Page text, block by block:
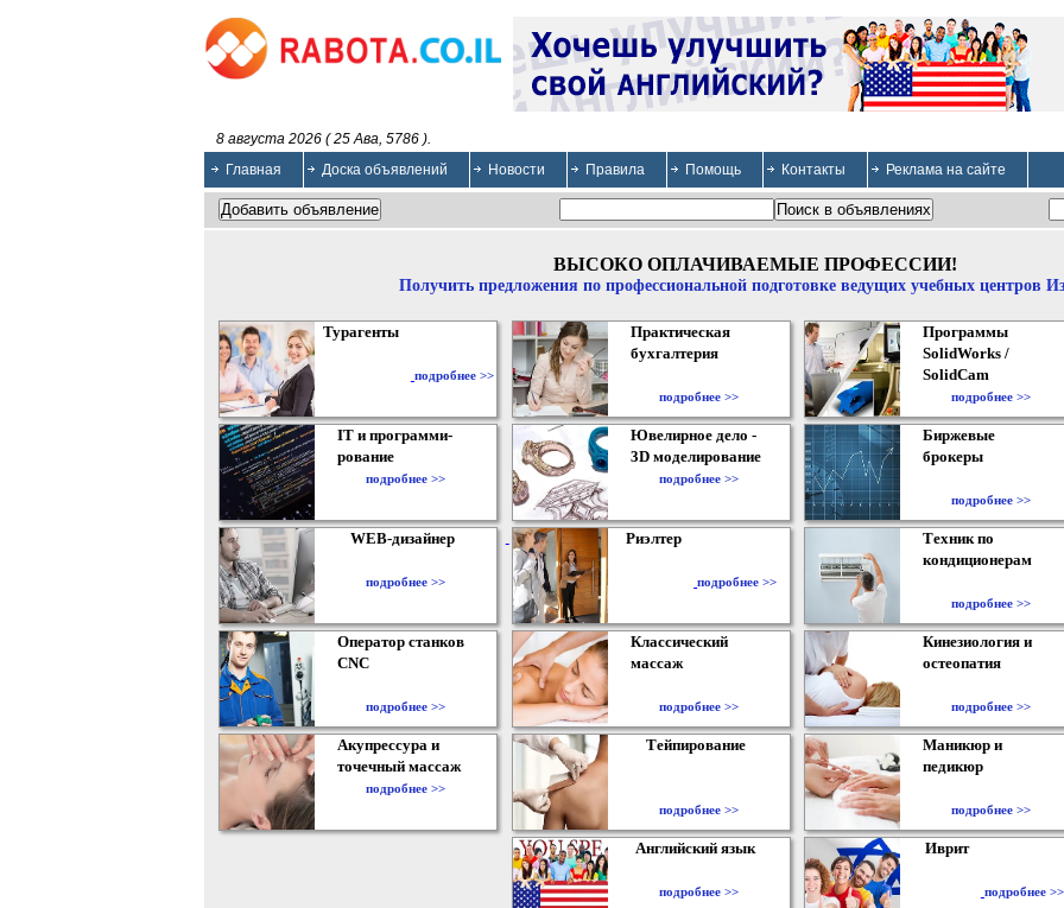
8 августа 2026 ( 25 Ава, 5786 ).
Главная
Доска объявлений Новости Правила Помощь Контакты Реклама на сайте
ВЫСОКО ОПЛАЧИВАЕМЫЕ ПРОФЕССИИ!
Получить предложения по профессиональной подготовке ведущих учебных центров
Турагенты
подробнее >>
Практическая
бухгалтерия
подробнее >>
Программы
SolidWorks /
SolidCam
подробнее >>
IT и программи-
рование
подробнее >>
Ювелирное дело -
3D моделирование
подробнее >>
Биржевые
брокеры
подробнее >>
WEB-дизайнер
подробнее >>
Риэлтер
подробнее >>
Техник по
кондиционерам
подробнее >>
Оператор станков
CNC
подробнее >>
Классический
массаж
подробнее >>
Кинезиология и
остеопатия
подробнее >>
Акупрессура и
точечный массаж
подробнее >>
Тейпирование
подробнее >>
Маникюр и
педикюр
подробнее >>
Английский язык
подробнее >>
Иврит
подробнее >>